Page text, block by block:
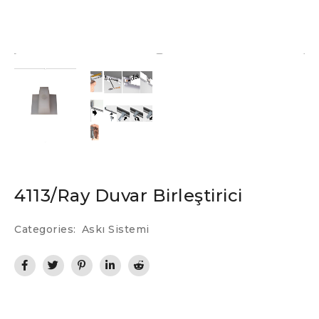
4113/Ray Duvar Birleştirici
Categories: Askı Sistemi